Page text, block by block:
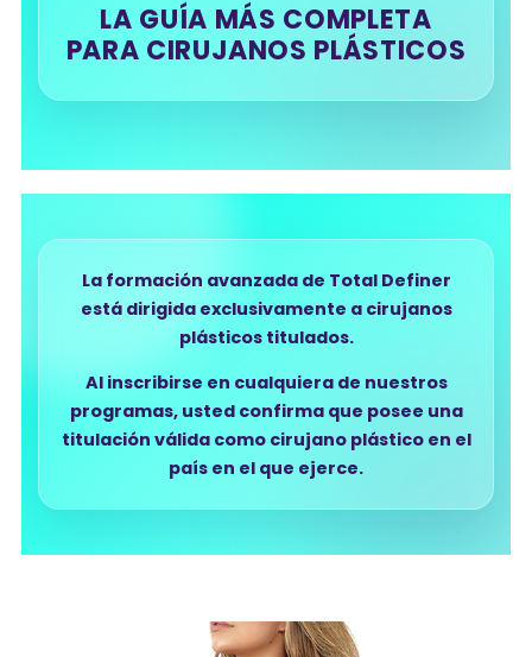
LA GUÍA MÁS COMPLETA
PARA CIRUJANOS PLÁSTICOS
La formación avanzada de Total Definer
está dirigida exclusivamente a cirujanos
plásticos titulados.
Al inscribirse en cualquiera de nuestros
programas, usted confirma que posee una
titulación válida como cirujano plástico en el
país en el que ejerce.